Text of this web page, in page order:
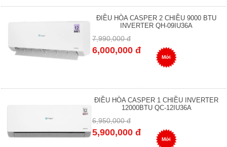
ĐIỀU HÒA CASPER 2 CHIỀU 9000 BTU
INVERTER QH-09IU36A
7,990,000 đ
6,000,000 đ
Mới
ĐIỀU HÒA CASPER 1 CHIỀU INVERTER
12000BTU QC-12IU36A
6,950,000 đ
5,900,000 đ
Mới